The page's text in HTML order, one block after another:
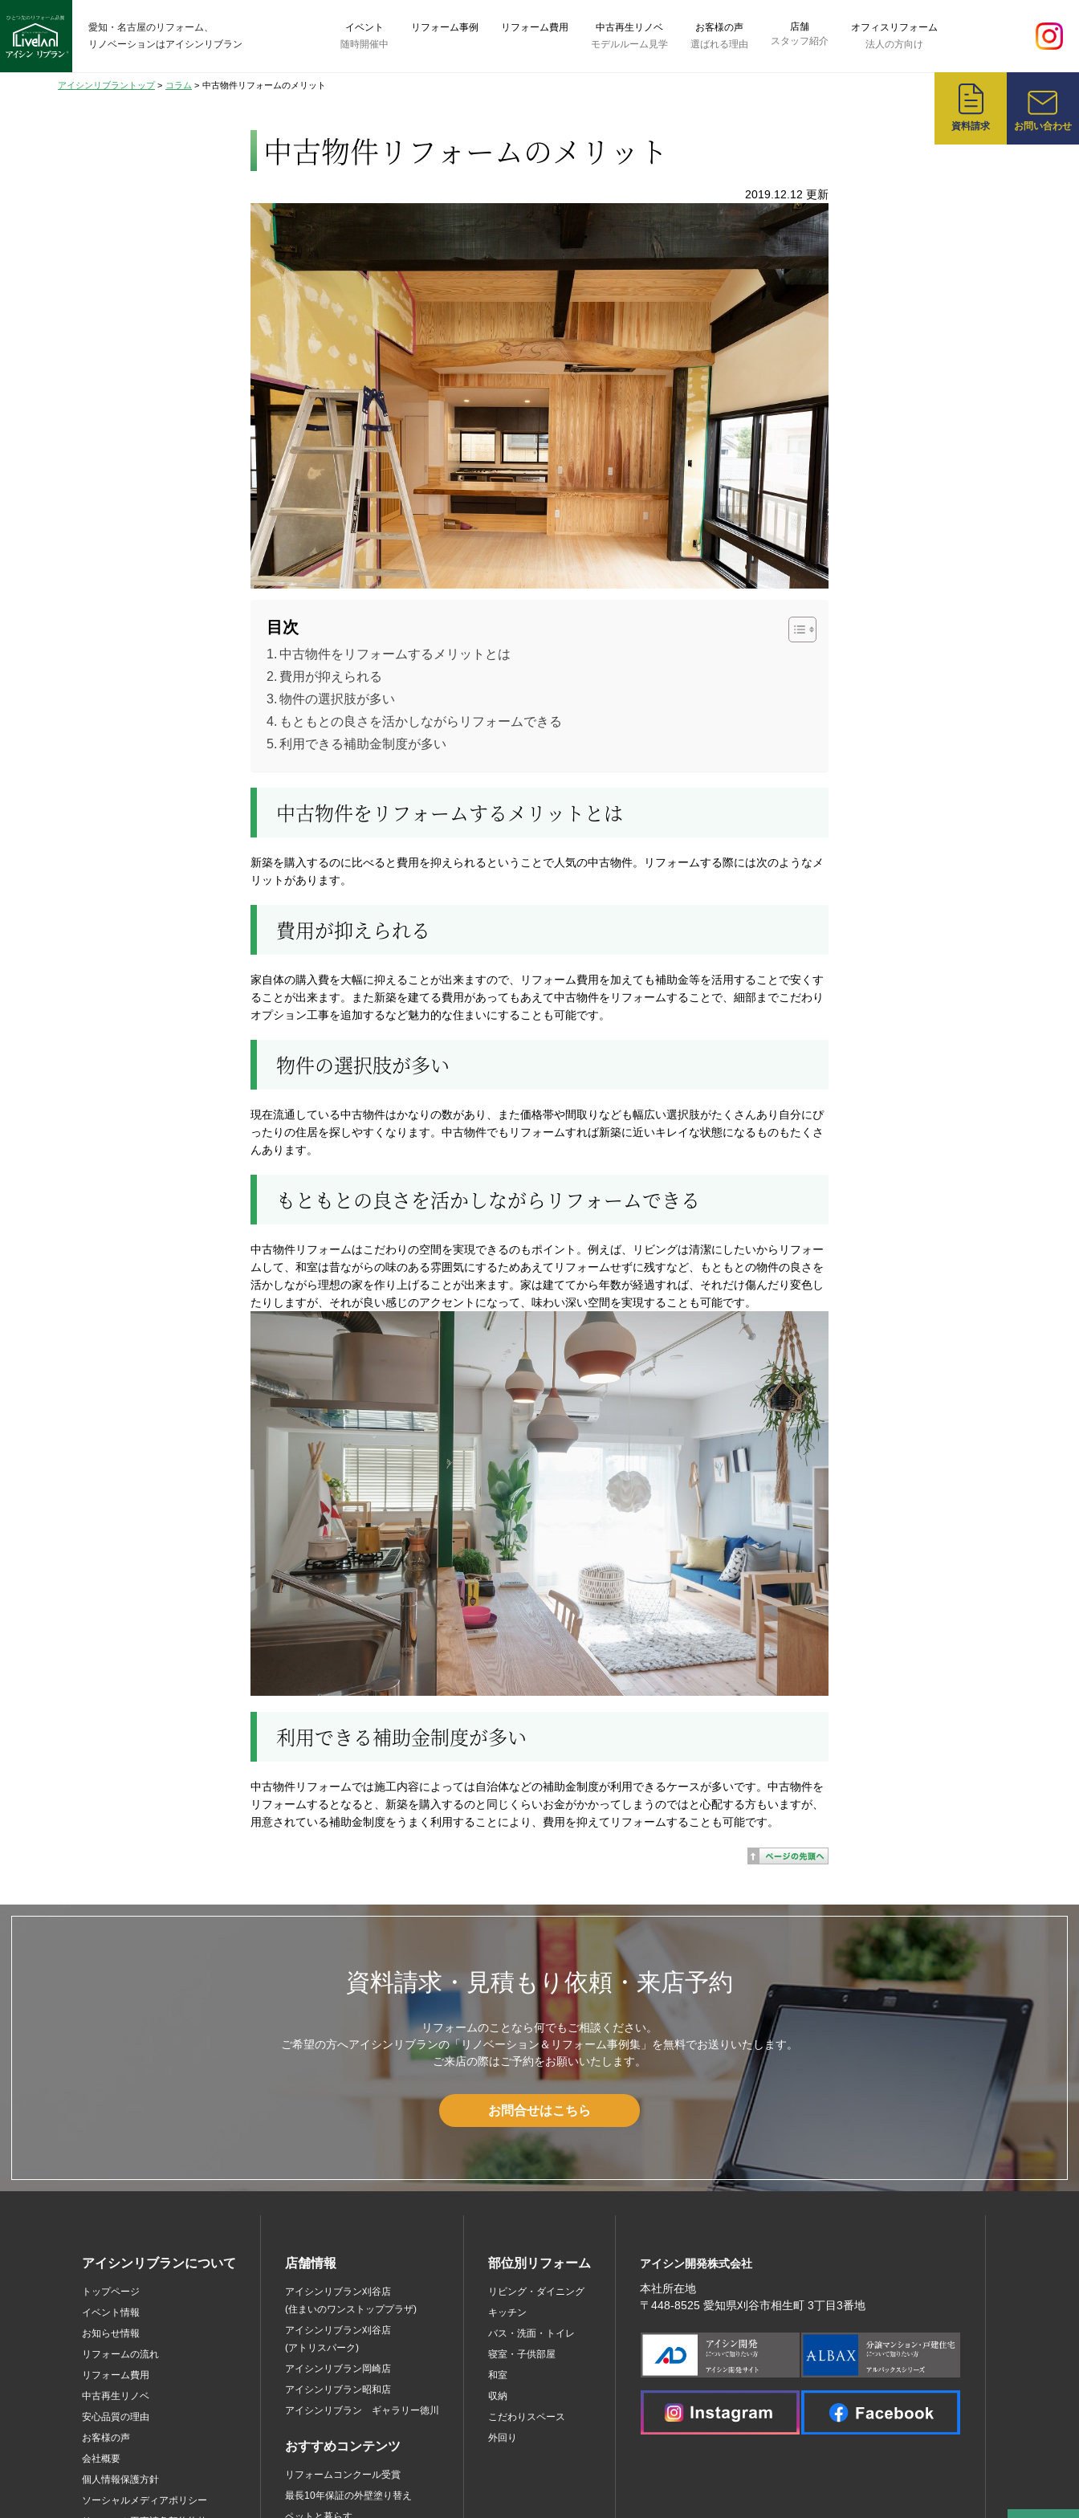
愛知・名古屋のリフォーム、
リノベーションはアイシンリブラン
イベント
随時開催中
リフォーム事例 リフォーム費用
中古再生リノベ
モデルルーム見学
お客様の声
選ばれる理由
店舗
スタッフ紹介
オフィスリフォーム
法人の方向け
資料請求 お問い合わせ
アイシンリブラントップ> コラム > 中古物件リフォームのメリット
中古物件リフォームのメリット
2019.12.12 更新
目次
中古物件をリフォームするメリットとは
費用が抑えられる
物件の選択肢が多い
もともとの良さを活かしながらリフォームできる
利用できる補助金制度が多い
中古物件をリフォームするメリットとは
新築を購入するのに比べると費用を抑えられるということで人気の中古物件。リフォームする際には次のようなメ
リットがあります。
費用が抑えられる
家自体の購入費を大幅に抑えることが出来ますので、リフォーム費用を加えても補助金等を活用することで安くす
ることが出来ます。また新築を建てる費用があってもあえて中古物件をリフォームすることで、細部までこだわり
オプション工事を追加するなど魅力的な住まいにすることも可能です。
物件の選択肢が多い
現在流通している中古物件はかなりの数があり、また価格帯や間取りなども幅広い選択肢がたくさんあり自分にぴ
ったりの住居を探しやすくなります。中古物件でもリフォームすれば新築に近いキレイな状態になるものもたくさ
んあります。
もともとの良さを活かしながらリフォームできる
中古物件リフォームはこだわりの空間を実現できるのもポイント。例えば、リビングは清潔にしたいからリフォー
ムして、和室は昔ながらの味のある雰囲気にするためあえてリフォームせずに残すなど、もともとの物件の良さを
活かしながら理想の家を作り上げることが出来ます。家は建ててから年数が経過すれば、それだけ傷んだり変色し
たりしますが、それが良い感じのアクセントになって、味わい深い空間を実現することも可能です。
利用できる補助金制度が多い
中古物件リフォームでは施工内容によっては自治体などの補助金制度が利用できるケースが多いです。中古物件を
リフォームするとなると、新築を購入するのと同じくらいお金がかかってしまうのではと心配する方もいますが、
用意されている補助金制度をうまく利用することにより、費用を抑えてリフォームすることも可能です。
資料請求・見積もり依頼・来店予約
リフォームのことなら何でもご相談ください。
ご希望の方へアイシンリブランの「リノベーション＆リフォーム事例集」を無料でお送りいたします。
ご来店の際はご予約をお願いいたします。
お問合せはこちら
アイシンリブランについて
トップページ
イベント情報
お知らせ情報
リフォームの流れ
リフォーム費用
中古再生リノベ
安心品質の理由
お客様の声
会社概要
個人情報保護方針
ソーシャルメディアポリシー
店舗情報
アイシンリブラン刈谷店
(住まいのワンストッププラザ)
アイシンリブラン刈谷店
(アトリスパーク)
アイシンリブラン岡崎店
アイシンリブラン昭和店
アイシンリブラン ギャラリー徳川
おすすめコンテンツ
リフォームコンクール受賞
最長10年保証の外壁塗り替え
部位別リフォーム
リビング・ダイニング
キッチン
バス・洗面・トイレ
寝室・子供部屋
和室
収納
こだわりスペース
外回り
アイシン開発株式会社
本社所在地
〒448‐8525 愛知県刈谷市相生町 3丁目3番地